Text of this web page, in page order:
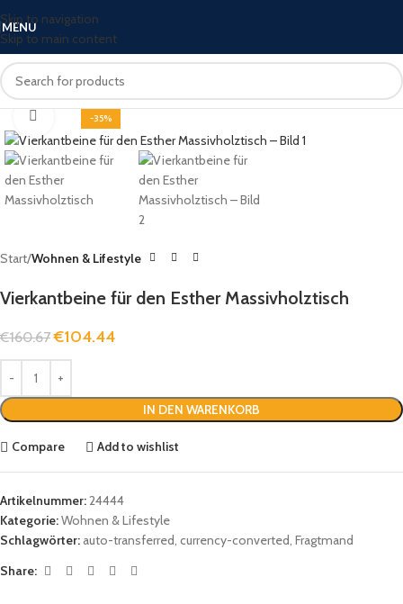
Skip to navigation
Skip to main content
MENU
-35%
Click to enlarge
Start Wohnen & Lifestyle
Vierkantbeine für den Esther Massivholztisch
€160.67 €104.44
IN DEN WARENKORB
Compare Add to wishlist
Artikelnummer:24444
Kategorie:Wohnen & Lifestyle
Schlagwörter: auto-transferred currency-converted Fragtmand
Share: